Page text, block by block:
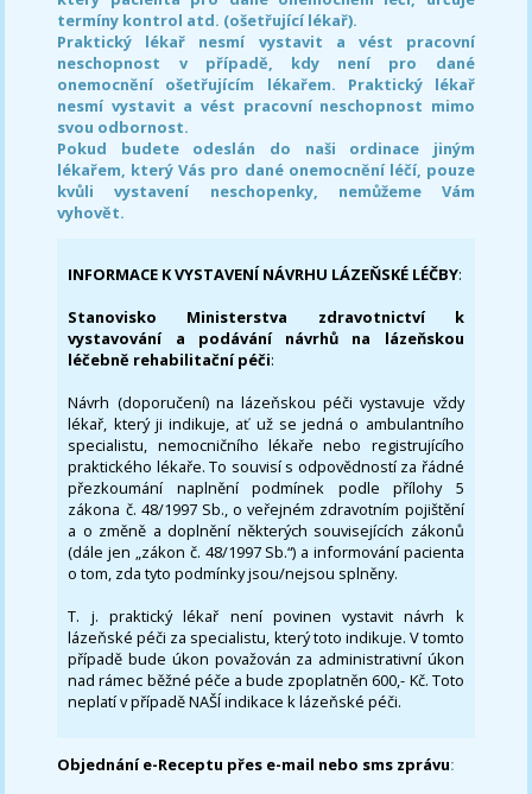
termíny kontrol atd. (ošetřující lékař).
Praktický lékař nesmí vystavit a vést pracovní
neschopnost v případě, kdy není pro dané
onemocnění ošetřujícím lékařem. Praktický lékař
nesmí vystavit a vést pracovní neschopnost mimo
svou odbornost.
Pokud budete odeslán do naši ordinace jiným
lékařem, který Vás pro dané onemocnění léčí, pouze
kvůli vystavení neschopenky, nemůžeme Vám
vyhovět.
INFORMACE K VYSTAVENÍ NÁVRHU LÁZEŇSKÉ LÉČBY:
Stanovisko Ministerstva zdravotnictví k
vystavování a podávání návrhů na lázeňskou
léčebně rehabilitační péči:
Návrh (doporučení) na lázeňskou péči vystavuje vždy
lékař, který ji indikuje, ať už se jedná o ambulantního
specialistu, nemocničního lékaře nebo registrujícího
praktického lékaře. To souvisí s odpovědností za řádné
přezkoumání naplnění podmínek podle přílohy 5
zákona č. 48/1997 Sb., o veřejném zdravotním pojištění
a o změně a doplnění některých souvisejících zákonů
(dále jen „zákon č. 48/1997 Sb.“) a informování pacienta
o tom, zda tyto podmínky jsou/nejsou splněny.
T. j. praktický lékař není povinen vystavit návrh k
lázeňské péči za specialistu, který toto indikuje. V tomto
případě bude úkon považován za administrativní úkon
nad rámec běžné péče a bude zpoplatněn 600,- Kč. Toto
neplatí v případě NAŠÍ indikace k lázeňské péči.
Objednání e-Receptu přes e-mail nebo sms zprávu: